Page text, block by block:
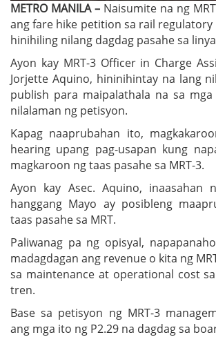
METRO MANILA – Naisumite na ng
ang fare hike petition sa rail
hinihiling nilang dagdag pasahe sa
Ayon kay MRT-3 Officer in Charge
Jorjette Aquino, hininihintay na lang
publish para maipalathala na sa mga
nilalaman ng petisyon.
Kapag naaprubahan ito,
hearing upang pag-usapan kung
magkaroon ng taas pasahe sa MRT-3.
Ayon kay Asec. Aquino, inaasahan
hanggang Mayo ay posibleng
taas pasahe sa MRT.
Paliwanag pa ng opisyal,
madagdagan ang revenue o kita ng
sa maintenance at operational cost
tren.
Base sa petisyon ng MRT-3
ang mga ito ng P2.29 na dagdag sa